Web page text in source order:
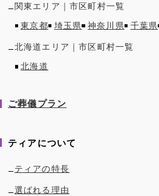
関東エリア｜市区町村一覧
東京都
埼玉県 神奈川県 千葉県
北海道エリア｜市区町村一覧
北海道
ご葬儀プラン
ティアについて
ティアの特長
選ばれる理由